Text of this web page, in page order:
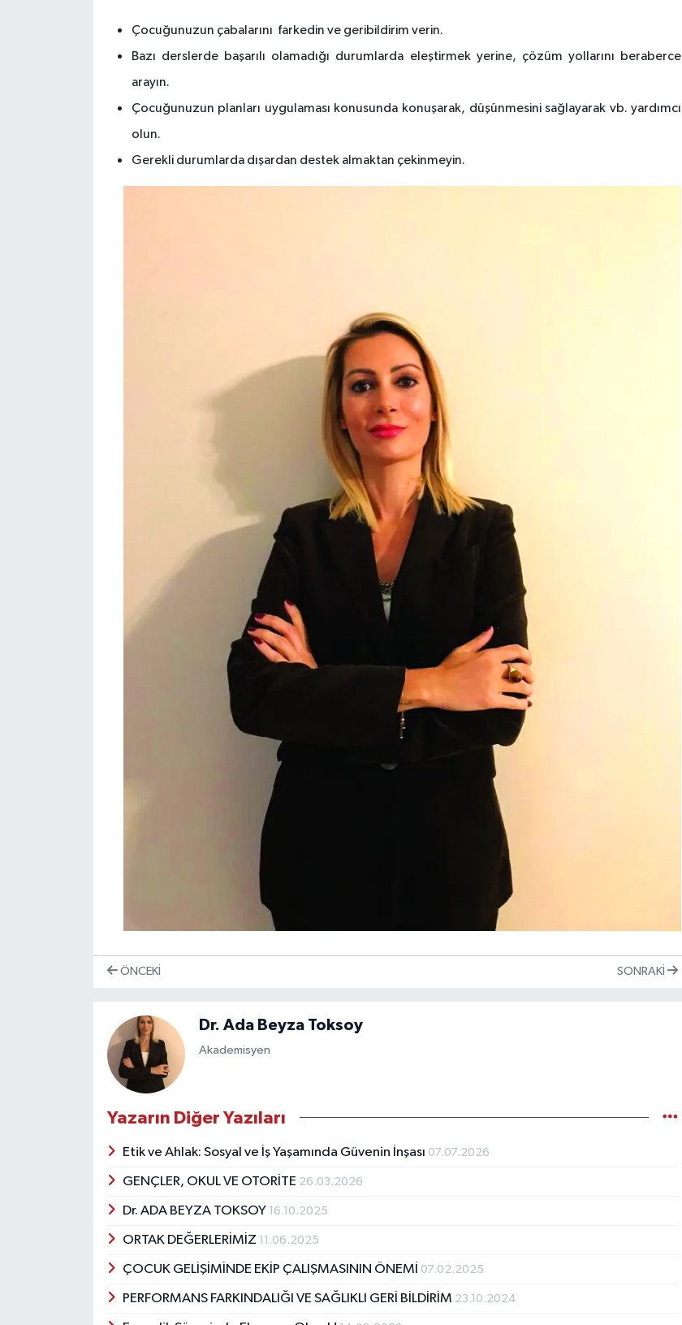
Çocuğunuzun çabalarını farkedin ve geribildirim verin.
Bazı derslerde başarılı olamadığı durumlarda eleştirmek yerine, çözüm yollarını beraberce
arayın.
Çocuğunuzun planları uygulaması konusunda konuşarak, düşünmesini sağlayarak vb. yardımcı
olun.
Gerekli durumlarda dışardan destek almaktan çekinmeyin.
ÖNCEKI SONRAKI
Dr. Ada Beyza Toksoy
Akademisyen
Yazarın Diğer Yazıları
Etik ve Ahlak: Sosyal ve İş Yaşamında Güvenin İnşası 07.07.2026
GENÇLER, OKUL VE OTORİTE 26.03.2026
Dr. ADA BEYZA TOKSOY 16.10.2025
ORTAK DEĞERLERİMİZ 11.06.2025
ÇOCUK GELİŞİMİNDE EKİP ÇALIŞMASININ ÖNEMİ 07.02.2025
PERFORMANS FARKINDALIĞI VE SAĞLIKLI GERİ BİLDİRİM 23.10.2024